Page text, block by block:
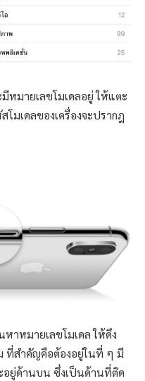
หมายเลขโมเดลอยู่ ให้แตะ
มเดลของเครื่องจะปรากฎ
าหมายเลขโมเดล ให้ดึง
ที่สำคัญคือต้องอยู่ในที่ ๆ มี
อยู่ด้านบน ซึ่งเป็นด้านที่ติด